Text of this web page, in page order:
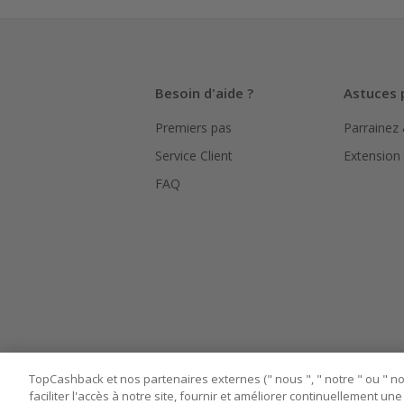
le suivi
Pour
bouton
Assurez-
Besoin d'aide ?
Premiers pas
Service Client
FAQ
Astuces
TopCashback et nos partenaires externes (" nous ", " notre " ou "
faciliter l'accès à notre site, fournir et améliorer continuellement